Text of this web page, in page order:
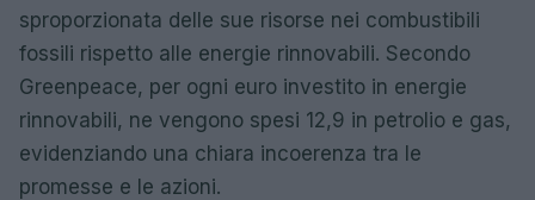
sproporzionata delle sue risorse nei combustibili
fossili rispetto alle energie rinnovabili. Secondo
Greenpeace, per ogni euro investito in energie
rinnovabili, ne vengono spesi 12,9 in petrolio e gas,
evidenziando una chiara incoerenza tra le
promesse e le azioni.